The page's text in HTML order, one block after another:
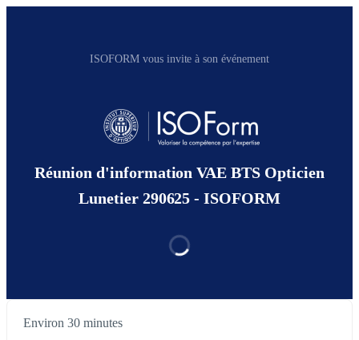
ISOFORM vous invite à son événement
Réunion d'information VAE BTS Opticien
Lunetier 290625 - ISOFORM
Environ 30 minutes